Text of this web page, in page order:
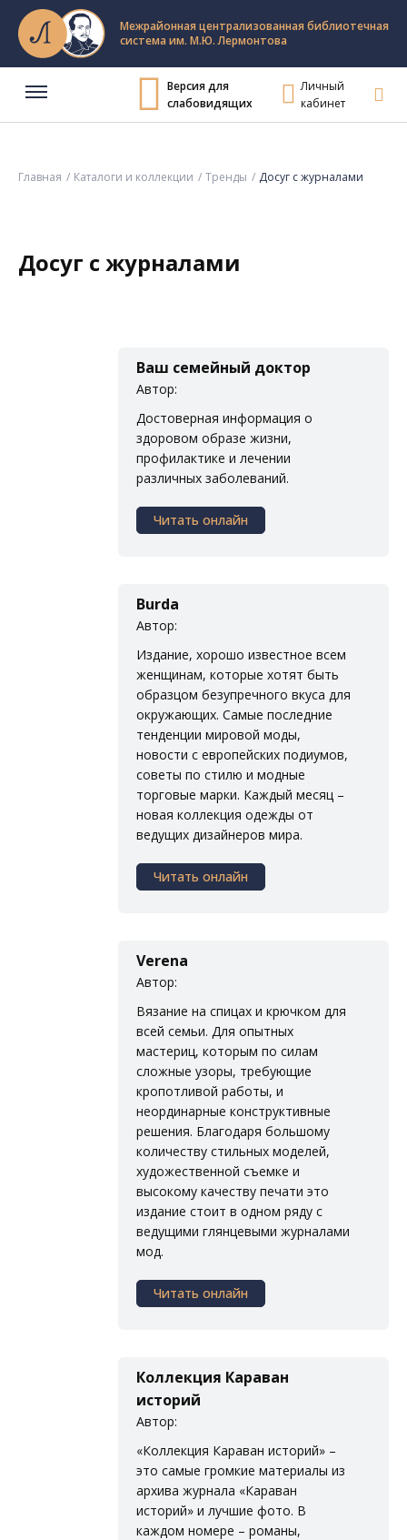
Межрайонная централизованная библиотечная
система им. М.Ю. Лермонтова
Версия для
слабовидящих
Личный
кабинет
Главная Каталоги и коллекции Тренды Досуг с журналами
Досуг с журналами
Ваш семейный доктор
Автор:
Достоверная информация о
здоровом образе жизни,
профилактике и лечении
различных заболеваний.
Читать онлайн
Burda
Автор:
Издание, хорошо известное всем
женщинам, которые хотят быть
образцом безупречного вкуса для
окружающих. Самые последние
тенденции мировой моды,
новости с европейских подиумов,
советы по стилю и модные
торговые марки. Каждый месяц –
новая коллекция одежды от
ведущих дизайнеров мира.
Читать онлайн
Verena
Автор:
Вязание на спицах и крючком для
всей семьи. Для опытных
мастериц, которым по силам
сложные узоры, требующие
кропотливой работы, и
неординарные конструктивные
решения. Благодаря большому
количеству стильных моделей,
художественной съемке и
высокому качеству печати это
издание стоит в одном ряду с
ведущими глянцевыми журналами
мод.
Читать онлайн
Коллекция Караван
историй
Автор:
«Коллекция Караван историй» –
это самые громкие материалы из
архива журнала «Караван
историй» и лучшие фото. В
каждом номере – романы,